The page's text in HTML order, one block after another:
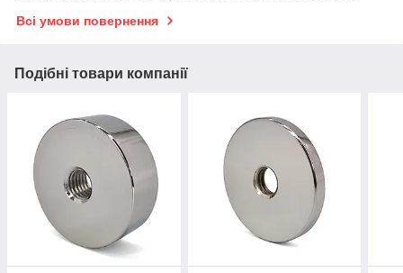
Всі умови повернення
Подібні товари компанії